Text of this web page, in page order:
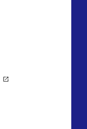
open_in_new